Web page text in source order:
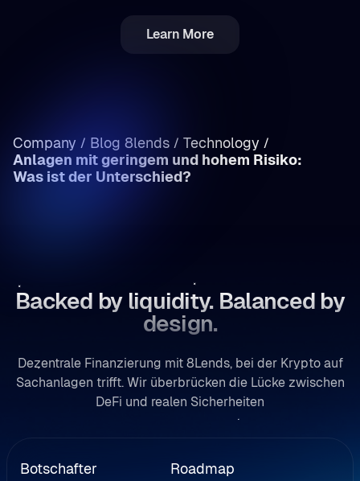
Learn More
Company / Blog 8lends / Technology /
Anlagen mit geringem und hohem Risiko:
Was ist der Unterschied?
Backed by liquidity. Balanced by
design.
Dezentrale Finanzierung mit 8Lends, bei der Krypto auf
Sachanlagen trifft. Wir überbrücken die Lücke zwischen
DeFi und realen Sicherheiten
Botschafter
Roadmap